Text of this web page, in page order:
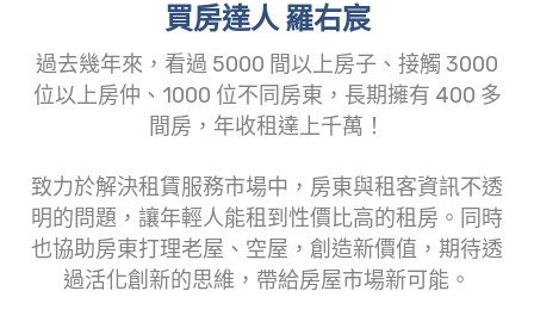
買房達人 羅右宸
過去幾年來，看過 5000 間以上房子、接觸 3000
位以上房仲、1000 位不同房東，長期擁有 400 多
間房，年收租達上千萬！
致力於解決租賃服務市場中，房東與租客資訊不透
明的問題，讓年輕人能租到性價比高的租房。同時
也協助房東打理老屋、空屋，創造新價值，期待透
過活化創新的思維，帶給房屋市場新可能。